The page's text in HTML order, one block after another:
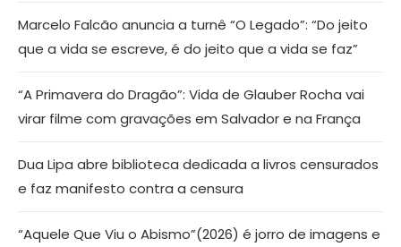
Marcelo Falcão anuncia a turnê “O Legado”: “Do jeito
que a vida se escreve, é do jeito que a vida se faz”
“A Primavera do Dragão”: Vida de Glauber Rocha vai
virar filme com gravações em Salvador e na França
Dua Lipa abre biblioteca dedicada a livros censurados
e faz manifesto contra a censura
“Aquele Que Viu o Abismo”(2026) é jorro de imagens e